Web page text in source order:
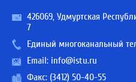
426069, Удмуртская
7
Единый многоканальный
Email: info@istu.ru
Факс: (3412) 50-40-55